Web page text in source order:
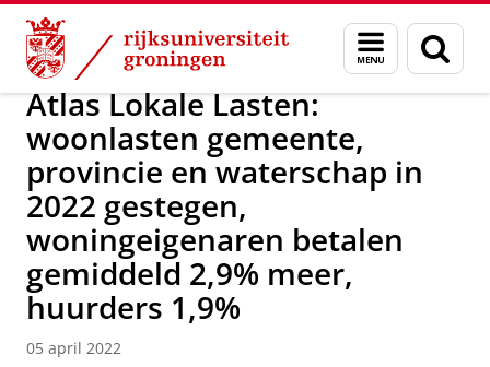
Skip
Content
Skip
Navigation
Menu
en
zoeken
Over ons News / FEB
Atlas Lokale Lasten:
woonlasten gemeente,
provincie en waterschap in
2022 gestegen,
woningeigenaren betalen
gemiddeld 2,9% meer,
huurders 1,9%
05 april 2022